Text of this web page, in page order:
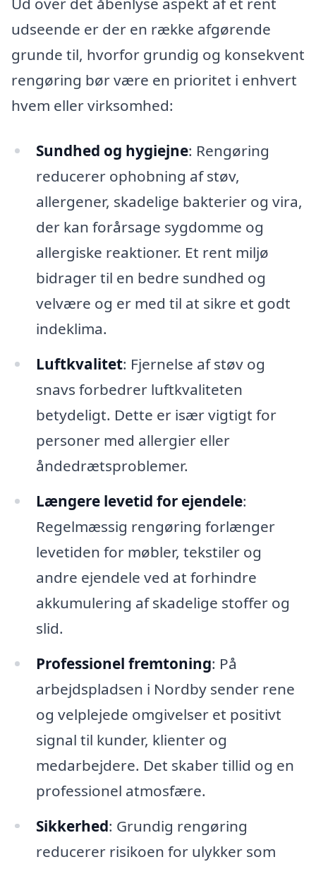
udseende er der en række afgørende
grunde til, hvorfor grundig og konsekvent
rengøring bør være en prioritet i enhvert
hvem eller virksomhed:
Sundhed og hygiejne: Rengøring
reducerer ophobning af støv,
allergener, skadelige bakterier og vira,
der kan forårsage sygdomme og
allergiske reaktioner. Et rent miljø
bidrager til en bedre sundhed og
velvære og er med til at sikre et godt
indeklima.
Luftkvalitet: Fjernelse af støv og
snavs forbedrer luftkvaliteten
betydeligt. Dette er især vigtigt for
personer med allergier eller
åndedrætsproblemer.
Længere levetid for ejendele:
Regelmæssig rengøring forlænger
levetiden for møbler, tekstiler og
andre ejendele ved at forhindre
akkumulering af skadelige stoffer og
slid.
Professionel fremtoning: På
arbejdspladsen i Nordby sender rene
og velplejede omgivelser et positivt
signal til kunder, klienter og
medarbejdere. Det skaber tillid og en
professionel atmosfære.
Sikkerhed: Grundig rengøring
reducerer risikoen for ulykker som